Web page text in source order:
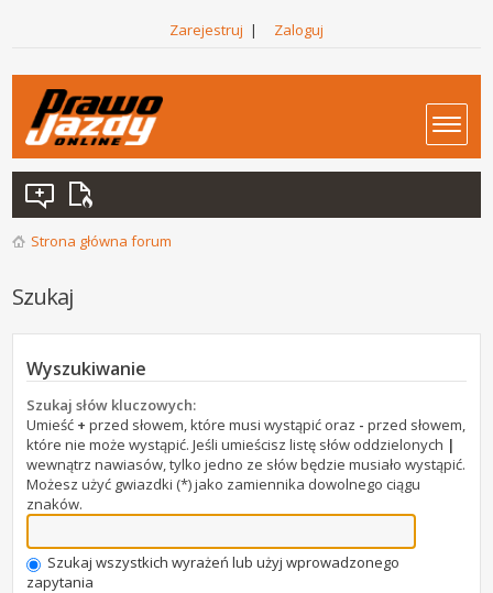
Zarejestruj | Zaloguj
Strona główna forum
Szukaj
Wyszukiwanie
Szukaj słów kluczowych:
Umieść + przed słowem, które musi wystąpić oraz - przed słowem,
które nie może wystąpić. Jeśli umieścisz listę słów oddzielonych |
wewnątrz nawiasów, tylko jedno ze słów będzie musiało wystąpić.
Możesz użyć gwiazdki (*) jako zamiennika dowolnego ciągu
znaków.
Szukaj wszystkich wyrażeń lub użyj wprowadzonego
zapytania